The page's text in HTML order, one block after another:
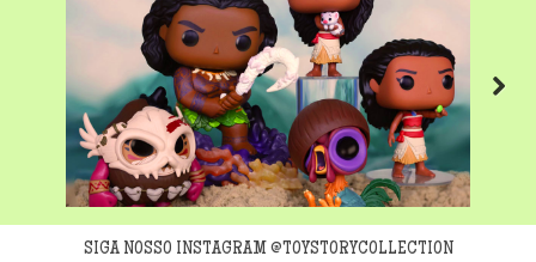
Next
SIGA NOSSO INSTAGRAM @TOYSTORYCOLLECTION